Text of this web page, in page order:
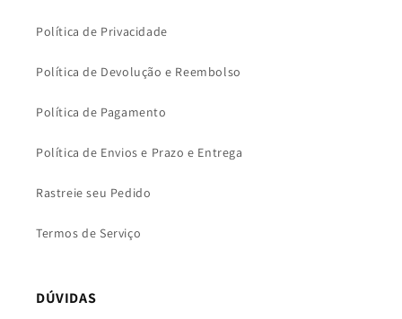
Política de Privacidade
Política de Devolução e Reembolso
Política de Pagamento
Política de Envios e Prazo e Entrega
Rastreie seu Pedido
Termos de Serviço
DÚVIDAS